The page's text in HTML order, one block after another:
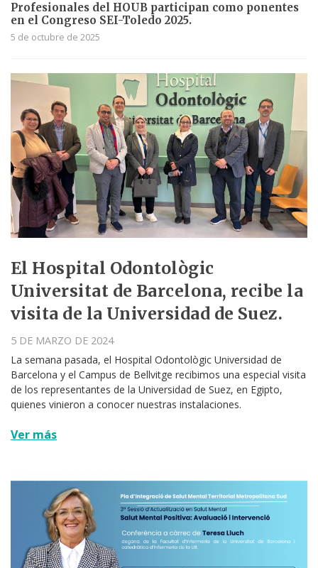
Profesionales del HOUB participan como ponentes
en el Congreso SEI-Toledo 2025.
5 de octubre de 2025
El Hospital Odontològic
Universitat de Barcelona, recibe la
visita de la Universidad de Suez.
5 DE MARZO DE 2024
La semana pasada, el Hospital Odontològic Universidad de
Barcelona y el Campus de Bellvitge recibimos una especial visita
de los representantes de la Universidad de Suez, en Egipto,
quienes vinieron a conocer nuestras instalaciones.
Ver más